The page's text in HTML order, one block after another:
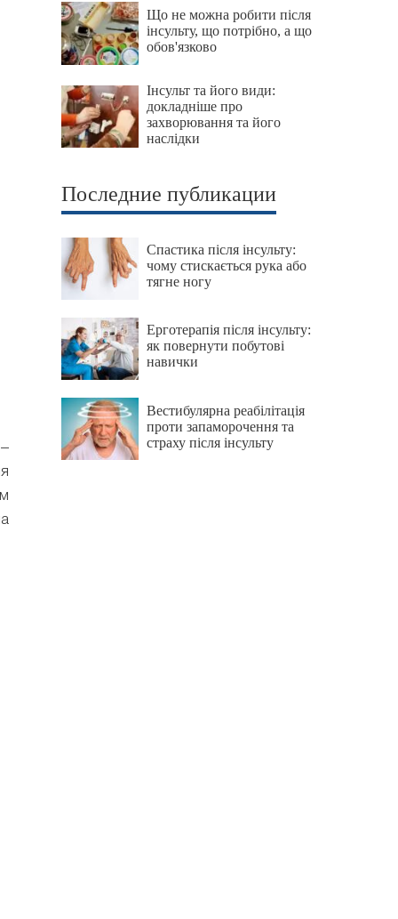
Що не можна робити після
інсульту, що потрібно, а що
обов'язково
Інсульт та його види:
докладніше про
захворювання та його
наслідки
Последние публикации
Спастика після інсульту:
чому стискається рука або
тягне ногу
Ерготерапія після інсульту:
як повернути побутові
навички
Вестибулярна реабілітація
проти запаморочення та
страху після інсульту